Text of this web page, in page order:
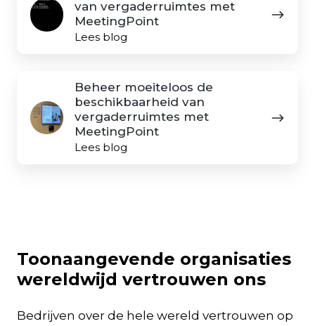
van vergaderruimtes met
MeetingPoint
Lees blog
Beheer moeiteloos de
beschikbaarheid van
vergaderruimtes met
MeetingPoint
Lees blog
moeiteloos
de
beschikbaarheid
Toonaangevende organisaties
wereldwijd vertrouwen ons
Bedrijven over de hele wereld vertrouwen op